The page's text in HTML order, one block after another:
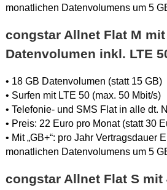
monatlichen Datenvolumens um 5
congstar Allnet Flat M mit
Datenvolumen inkl. LTE
• 18 GB Datenvolumen (statt 15 GB)
• Surfen mit LTE 50 (max. 50 Mbit/s)
• Telefonie- und SMS Flat in alle dt.
• Preis: 22 Euro pro Monat (statt 30
• Mit „GB+“: pro Jahr Vertragsdauer
monatlichen Datenvolumens um 5
congstar Allnet Flat S mit